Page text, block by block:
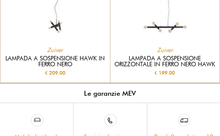
Zuiver
LAMPADA A SOSPENSIONE HAWK IN
FERRO NERO
€ 209.00
Zuiver
LAMPADA A SOSPENSIONE
ORIZZONTALE IN FERRO NERO HAWK
€ 199.00
Le garanzie MEV